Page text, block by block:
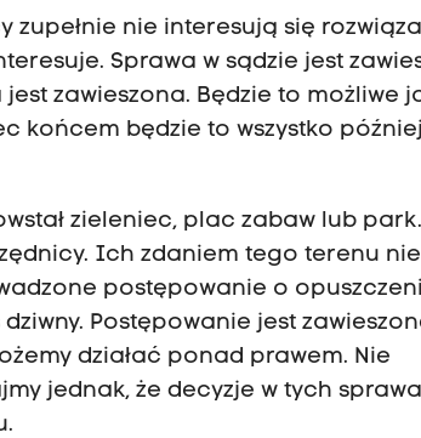
zupełnie nie interesują się
Sprawa w sądzie jest
zawieszona. Będzie to możliwe
końcem będzie to wszystko później
zieleniec, plac zabaw lub park.
Ich zdaniem tego terenu
postępowanie o
Postępowanie jest
działać ponad prawem. Nie
jednak, że decyzje w tych